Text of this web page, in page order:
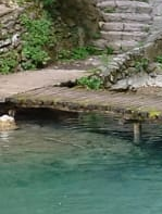
1745505916998